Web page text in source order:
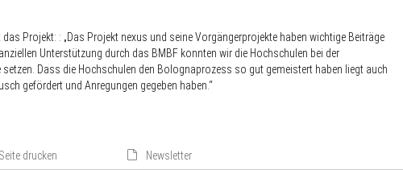
Projekt: : „Das Projekt nexus und seine Vorgängerprojekte haben wichtige Beiträge
Unterstützung durch das BMBF konnten wir die Hochschulen bei der
Dass die Hochschulen den Bolognaprozess so gut gemeistert haben liegt auch
gefördert und Anregungen gegeben haben.“
Seite drucken Newsletter